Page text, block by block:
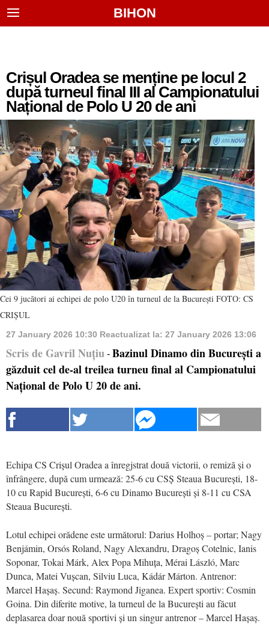
BIHON
Crișul Oradea se menține pe locul 2
după turneul final III al Campionatului
Național de Polo U 20 de ani
Cei 9 jucători ai echipei de polo U20 în turneul de la București FOTO: CS
CRIȘUL
27 January 2026 10:30 Reactualizat la: 27 January 2026 13:06
Scris de Gavril Nuțiu - Bazinul Dinamo din București a
găzduit cel de-al treilea turneu final al Campionatului
Național de Polo U 20 de ani.
Echipa CS Crișul Oradea a înregjstrat două victorii, o remiză și o
înfrângere, după cum urmează: 25-6 cu CSȘ Steaua București, 18-
10 cu Rapid București, 6-6 cu Dinamo București și 8-11 cu CSA
Steaua București.
Lotul echipei orădene este următorul: Darius Holhoș – portar; Nagy
Benjámin, Orsós Roland, Nagy Alexandru, Dragoș Cotelnic, Ianis
Soponar, Tokai Márk, Alex Popa Mihuța, Mérai László, Marc
Dunca, Matei Vușcan, Silviu Luca, Kádár Márton. Antrenor:
Marcel Hașaș. Secund: Raymond Jiganea. Expert sportiv: Cosmin
Goina. Din diferite motive, la turneul de la București au făcut
deplasarea doar nouă sportivi și un singur antrenor – Marcel Hașaș.